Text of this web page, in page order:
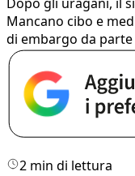
Mancano cibo e
di embargo da
2 min di lettura